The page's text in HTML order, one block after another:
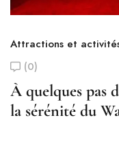
Attractions et
(0)
À quelques pas
la sérénité du